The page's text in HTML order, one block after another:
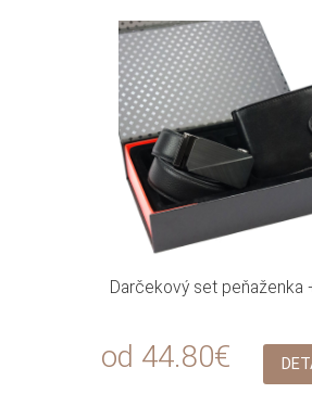
Darčekový set peňaženka
od 44.80€